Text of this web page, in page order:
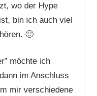
wo der Hype
bin ich auch viel
🙂
möchte ich
im Anschluss
mir verschiedene